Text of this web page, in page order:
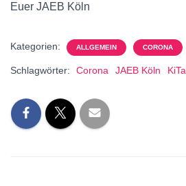
Euer JAEB Köln
Kategorien: ALLGEMEIN CORONA
Schlagwörter: Corona JAEB Köln KiTa